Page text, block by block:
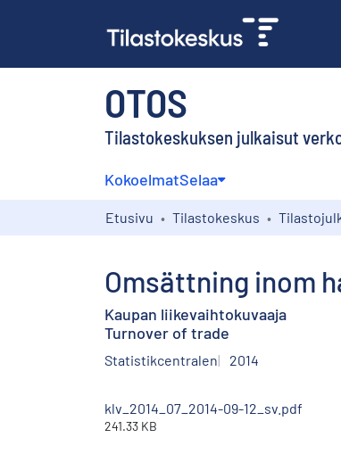
OTOS
Tilastokeskuksen julkaisut
KokoelmatSelaa
Etusivu Tilastokeskus
Omsättning inom
Kaupan liikevaihtokuvaaja
Turnover of trade
Statistikcentralen 2014
klv_2014_07_2014-09-12_sv.pdf
241.33 KB